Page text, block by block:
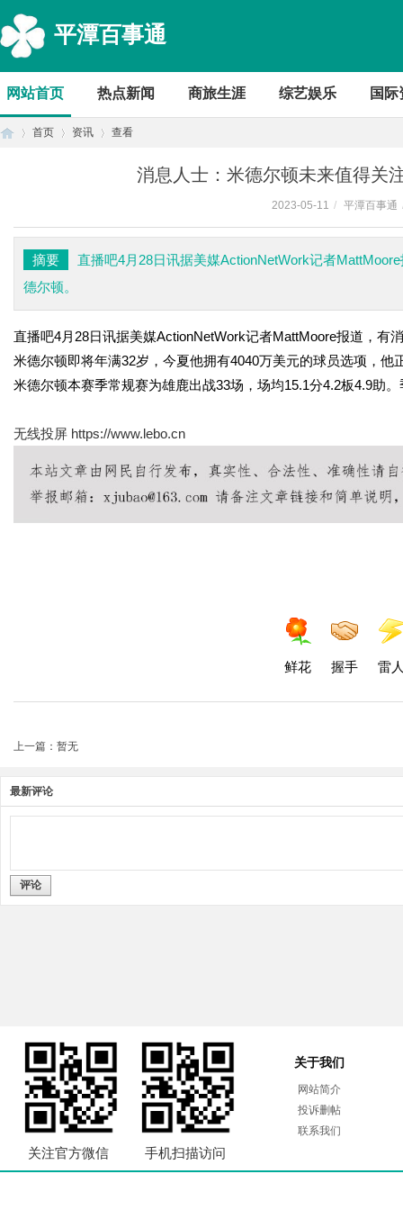
平潭百事通
网站首页 热点新闻 商旅生涯 综艺娱乐 国际
首页 资讯 查看
消息人士：米德尔顿未来值得关
2023-05-11 / 平潭百事通
摘要
直播吧4月28日讯据美媒ActionNetWork记者
德尔顿。
直播吧4月28日讯据美媒ActionNetWork记者MattMoore报道，有
米德尔顿即将年满32岁，今夏他拥有4040万美元的球员选项，他
米德尔顿本赛季常规赛为雄鹿出战33场，场均15.1分4.2板4.9助
无线投屏 https://www.lebo.cn
鲜花 握手 雷
上一篇：暂无
最新评论
评论
关注官方微信 手机扫描访问
关于我们
网站简介
投诉删帖
联系我们